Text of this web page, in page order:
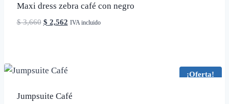
Maxi dress zebra café con negro
$3,660 El
$ 3,660.
$ 2,562El
$ 2,562.
IVA incluido
¡Oferta!
Jumpsuite Café